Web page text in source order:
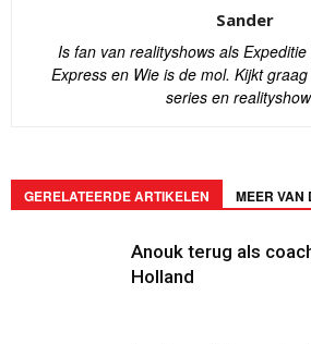
Sander
Is fan van realityshows als
Express en Wie is de mol. Kijkt
series en
GERELATEERDE ARTIKELEN MEER VAN
Anouk terug als
Holland